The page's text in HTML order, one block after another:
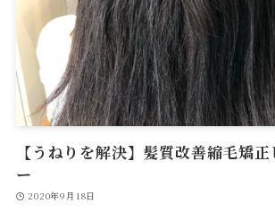
【うねりを解決】髪質改善縮毛矯
ー
2020年9月18日